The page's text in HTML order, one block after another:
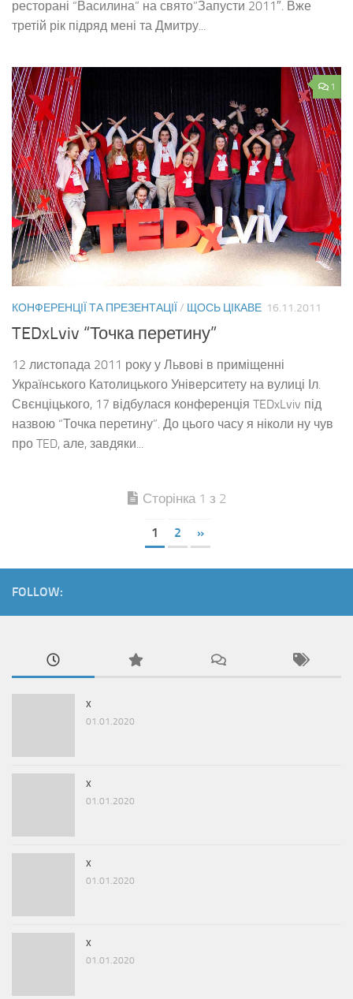
ресторані “Василина” на свято”Запусти 2011″. Вже
третій рік підряд мені та Дмитру...
1
КОНФЕРЕНЦІЇ ТА ПРЕЗЕНТАЦІЇ / ЩОСЬ ЦІКАВЕ 16.11.2011
TEDxLviv “Точка перетину”
12 листопада 2011 року у Львові в приміщенні
Українського Католицького Університету на вулиці Іл.
Свєнціцького, 17 відбулася конференція TEDxLviv під
назвою “Точка перетину”. До цього часу я ніколи ну чув
про TED, але, завдяки...
Сторінка 1 з 2
1 2 »
FOLLOW:
x
01.01.2020
x
01.01.2020
x
01.01.2020
x
01.01.2020